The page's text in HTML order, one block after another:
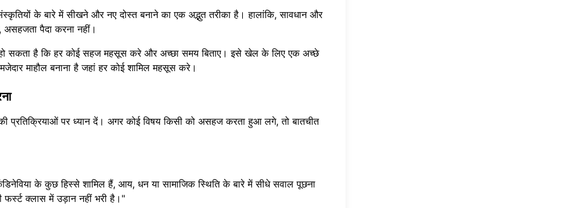
के बारे में सीखने और नए दोस्त बनाने का एक अद्भुत तरीका है। हालांकि, सावधान और
असहजता पैदा करना नहीं।
हो सकता है कि हर कोई सहज महसूस करे और अच्छा समय बिताए। इसे खेल के लिए एक अच्छे
माहौल बनाना है जहां हर कोई शामिल महसूस करे।
प्रतिक्रियाओं पर ध्यान दें। अगर कोई विषय किसी को असहज करता हुआ लगे, तो बातचीत
के कुछ हिस्से शामिल हैं, आय, धन या सामाजिक स्थिति के बारे में सीधे सवाल पूछना
क्लास में उड़ान नहीं भरी है।"